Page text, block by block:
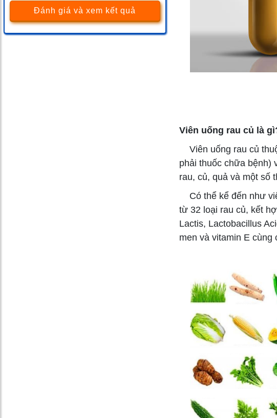
Thực phẩm bảo vệ sức khỏe
BoniSleep+
BoniSeal+
Đánh giá và xem kết quả
Viên uống rau củ là
Viên uống rau củ
phải thuốc chữa bệnh)
rau, củ, quả và một số
Có thể kể đến như
từ 32 loại rau củ, kết
Lactis, Lactobacillus
men và vitamin E cùng